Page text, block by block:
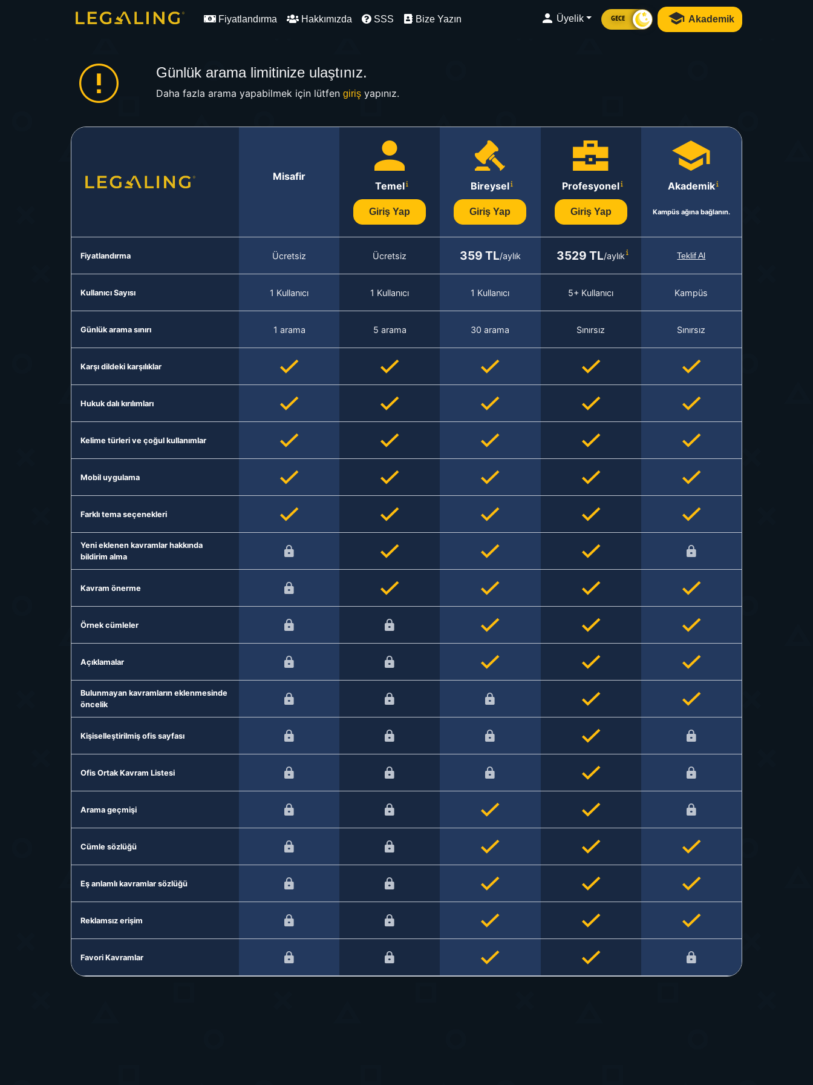
Fiyatlandırma Hakkımızda SSS Bize Yazın Üyelik GECE Akademik
Günlük arama limitinize ulaştınız.
Daha fazla arama yapabilmek için lütfen girişyapınız.
Misafir
Temel
Giriş Yap
Bireysel
Giriş Yap
Profesyonel
Giriş Yap
Akademik
Kampüs ağına bağlanın.
Fiyatlandırma Ücretsiz Ücretsiz 359 TL/aylık 3529 TL/aylık Teklif Al
Kullanıcı Sayısı 1 Kullanıcı 1 Kullanıcı 1 Kullanıcı 5+ Kullanıcı Kampüs
Günlük arama sınırı 1 arama 5 arama 30 arama Sınırsız Sınırsız
Karşı dildeki karşılıklar
Hukuk dalı kırılımları
Kelime türleri ve çoğul kullanımlar
Mobil uygulama
Farklı tema seçenekleri
Yeni eklenen kavramlar hakkında
bildirim alma
Kavram önerme
Örnek cümleler
Açıklamalar
Bulunmayan kavramların eklenmesinde
öncelik
Kişiselleştirilmiş ofis sayfası
Ofis Ortak Kavram Listesi
Arama geçmişi
Cümle sözlüğü
Eş anlamlı kavramlar sözlüğü
Reklamsız erişim
Favori Kavramlar